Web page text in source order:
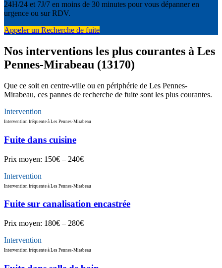
24H/24 et 7J/7 en moins de 30 minutes pour vous dépanner en
urgence ou sur RDV.
Appeler un Recherche de fuite
Nos interventions les plus courantes à Les
Pennes-Mirabeau (13170)
Que ce soit en centre-ville ou en périphérie de Les Pennes-
Mirabeau, ces pannes de recherche de fuite sont les plus courantes.
Intervention
Intervention fréquente à Les Pennes-Mirabeau
Fuite dans cuisine
Prix moyen: 150€ – 240€
Intervention
Intervention fréquente à Les Pennes-Mirabeau
Fuite sur canalisation encastrée
Prix moyen: 180€ – 280€
Intervention
Intervention fréquente à Les Pennes-Mirabeau